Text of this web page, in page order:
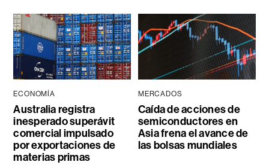
ECONOMÍA
Australia registra
inesperado superávit
comercial impulsado
por exportaciones de
materias primas
MERCADOS
Caída de acciones de
semiconductores en
Asia frena el avance de
las bolsas mundiales